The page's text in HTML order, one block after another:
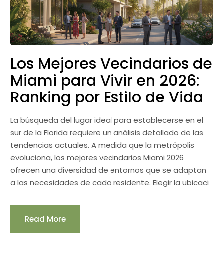
Los Mejores Vecindarios de
Miami para Vivir en 2026:
Ranking por Estilo de Vida
La búsqueda del lugar ideal para establecerse en el
sur de la Florida requiere un análisis detallado de las
tendencias actuales. A medida que la metrópolis
evoluciona, los mejores vecindarios Miami 2026
ofrecen una diversidad de entornos que se adaptan
a las necesidades de cada residente. Elegir la ubicaci
Read More